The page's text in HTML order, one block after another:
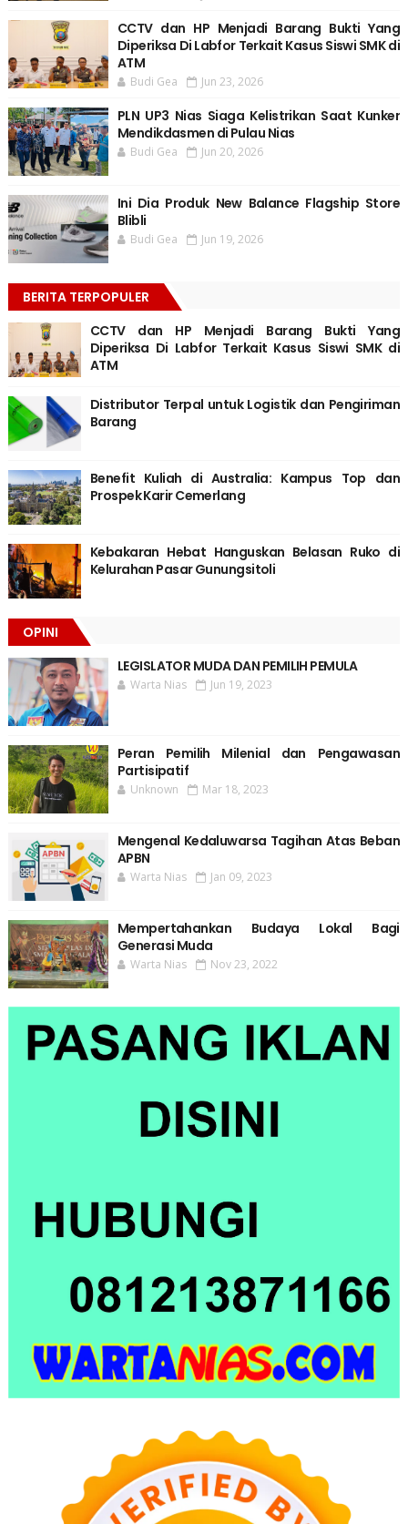
CCTV dan HP Menjadi Barang Bukti Yang
Diperiksa Di Labfor Terkait Kasus Siswi SMK di
ATM
Budi Gea Jun 23, 2026
PLN UP3 Nias Siaga Kelistrikan Saat Kunker
Mendikdasmen di Pulau Nias
Budi Gea Jun 20, 2026
Ini Dia Produk New Balance Flagship Store
Blibli
Budi Gea Jun 19, 2026
BERITA TERPOPULER
CCTV dan HP Menjadi Barang Bukti Yang
Diperiksa Di Labfor Terkait Kasus Siswi SMK di
ATM
Distributor Terpal untuk Logistik dan Pengiriman
Barang
Benefit Kuliah di Australia: Kampus Top dan
Prospek Karir Cemerlang
Kebakaran Hebat Hanguskan Belasan Ruko di
Kelurahan Pasar Gunungsitoli
OPINI
LEGISLATOR MUDA DAN PEMILIH PEMULA
Warta Nias Jun 19, 2023
Peran Pemilih Milenial dan Pengawasan
Partisipatif
Unknown Mar 18, 2023
Mengenal Kedaluwarsa Tagihan Atas Beban
APBN
Warta Nias Jan 09, 2023
Mempertahankan Budaya Lokal Bagi
Generasi Muda
Warta Nias Nov 23, 2022